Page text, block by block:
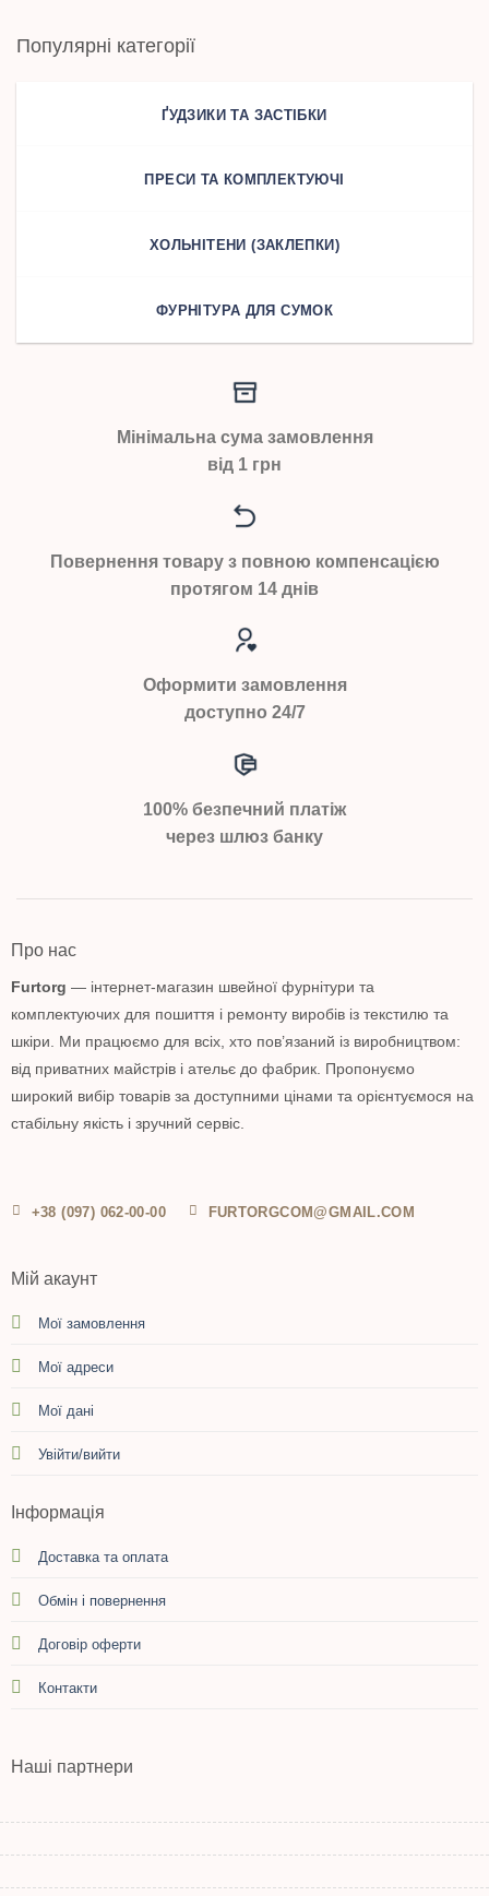
Популярні категорії
ҐУДЗИКИ ТА ЗАСТІБКИ
ПРЕСИ ТА КОМПЛЕКТУЮЧІ
ХОЛЬНІТЕНИ (ЗАКЛЕПКИ)
ФУРНІТУРА ДЛЯ СУМОК
Мінімальна сума замовлення
від 1 грн
Повернення товару з повною компенсацією
протягом 14 днів
Оформити замовлення
доступно 24/7
100% безпечний платіж
через шлюз банку
Про нас
Furtorg — інтернет-магазин швейної фурнітури та
комплектуючих для пошиття і ремонту виробів із текстилю та
шкіри. Ми працюємо для всіх, хто пов’язаний із виробництвом:
від приватних майстрів і ательє до фабрик. Пропонуємо
широкий вибір товарів за доступними цінами та орієнтуємося на
стабільну якість і зручний сервіс.
+38 (097) 062-00-00 FURTORGCOM@GMAIL.COM
Мій акаунт
Мої замовлення
Мої адреси
Мої дані
Увійти/вийти
Інформація
Доставка та оплата
Обмін і повернення
Договір оферти
Контакти
Наші партнери